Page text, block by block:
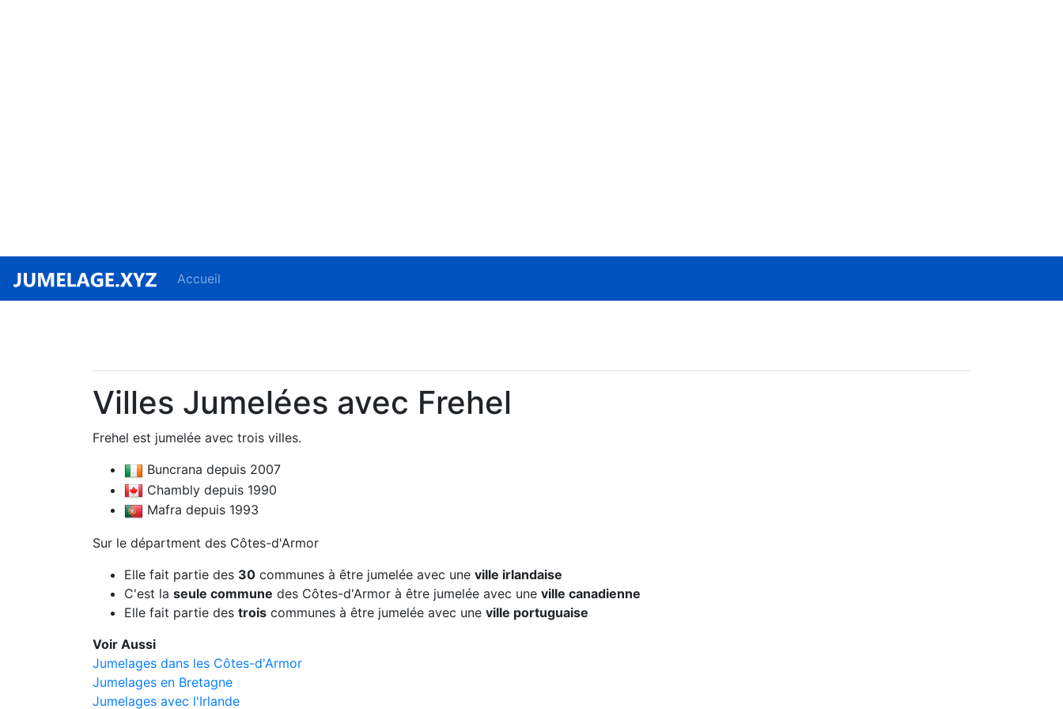
Accueil
Villes Jumelées avec Frehel
Frehel est jumelée avec trois villes.
Buncrana depuis 2007
Chambly depuis 1990
Mafra depuis 1993
Sur le départment des Côtes-d'Armor
Elle fait partie des 30 communes à être jumelée avec une ville irlandaise
C'est la seule commune des Côtes-d'Armor à être jumelée avec une ville canadienne
Elle fait partie des trois communes à être jumelée avec une ville portuguaise
Voir Aussi
Jumelages dans les Côtes-d'Armor
Jumelages en Bretagne
Jumelages avec l'Irlande